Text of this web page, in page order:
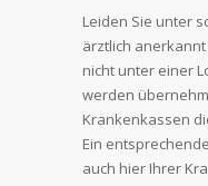
Leiden Sie unter
ärztlich
nicht unter einer
werden
Krankenkassen
Ein
auch hier Ihrer